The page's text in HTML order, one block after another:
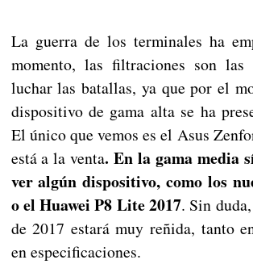
La guerra de los terminales ha
momento, las filtraciones son las
luchar las batallas, ya que por el
dispositivo de gama alta se ha
El único que vemos es el Asus
está a la venta. En la gama media
ver algún dispositivo, como los
o el Huawei P8 Lite 2017. Sin
de 2017 estará muy reñida, tanto
en especificaciones.